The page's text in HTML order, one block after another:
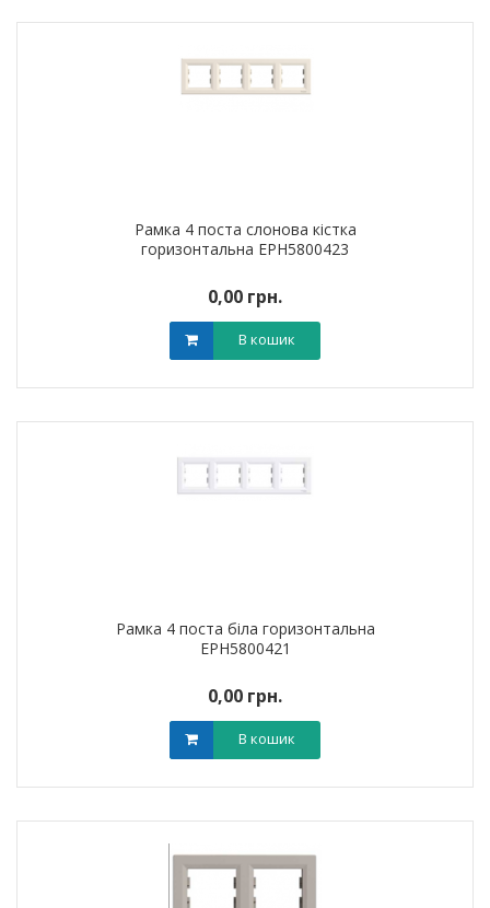
Рамка 4 поста слонова кістка
горизонтальна EPH5800423
0,00 грн.
В кошик
Рамка 4 поста біла горизонтальна
EPH5800421
0,00 грн.
В кошик